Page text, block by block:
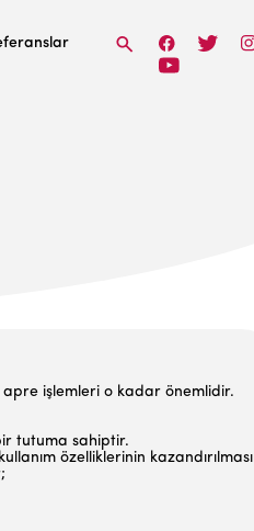
işlemleri o kadar önemlidir.
tutuma sahiptir.
özelliklerinin kazan­dırılması